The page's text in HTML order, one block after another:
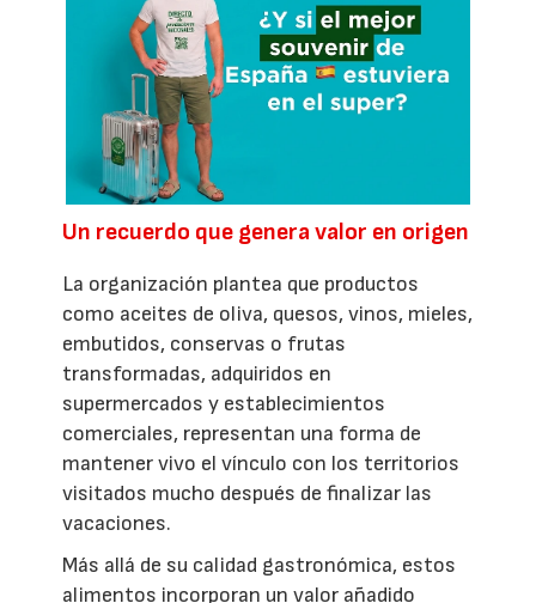
Un recuerdo que genera valor en origen
La organización plantea que productos
como aceites de oliva, quesos, vinos, mieles,
embutidos, conservas o frutas
transformadas, adquiridos en
supermercados y establecimientos
comerciales, representan una forma de
mantener vivo el vínculo con los territorios
visitados mucho después de finalizar las
vacaciones.
Más allá de su calidad gastronómica, estos
alimentos incorporan un valor añadido